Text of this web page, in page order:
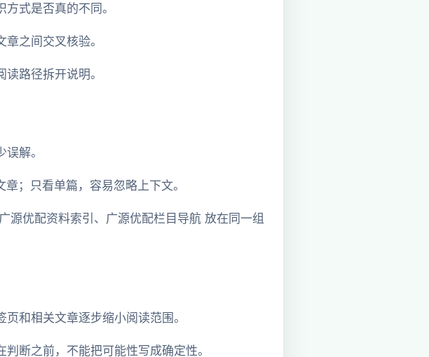
式是否真的不同。
之间交叉核验。
路径拆开说明。
解。
；只看单篇，容易忽略上下文。
源优配资料索引、广源优配栏目导航 放在同一组
和相关文章逐步缩小阅读范围。
断之前，不能把可能性写成确定性。